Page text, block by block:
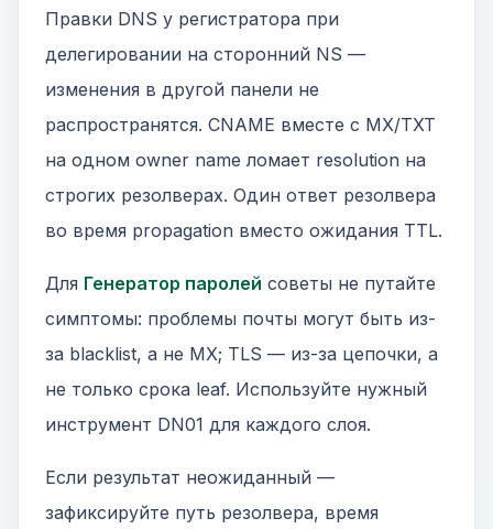
Правки DNS у регистратора при
делегировании на сторонний NS —
изменения в другой панели не
распространятся. CNAME вместе с MX/TXT
на одном owner name ломает resolution на
строгих резолверах. Один ответ резолвера
во время propagation вместо ожидания TTL.
Для Генератор паролей советы не путайте
симптомы: проблемы почты могут быть из-
за blacklist, а не MX; TLS — из-за цепочки, а
не только срока leaf. Используйте нужный
инструмент DN01 для каждого слоя.
Если результат неожиданный —
зафиксируйте путь резолвера, время